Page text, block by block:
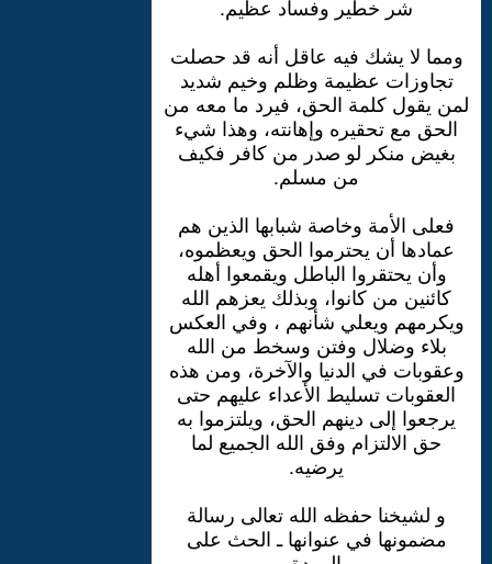
شر خطير وفساد عظيم.
ومما لا يشك فيه عاقل أنه قد حصلت
تجاوزات عظيمة وظلم وخيم شديد
لمن يقول كلمة الحق، فيرد ما معه من
الحق مع تحقيره وإهانته، وهذا شيء
بغيض منكر لو صدر من كافر فكيف
من مسلم.
فعلى الأمة وخاصة شبابها الذين هم
عمادها أن يحترموا الحق ويعظموه،
وأن يحتقروا الباطل ويقمعوا أهله
كائنين من كانوا، وبذلك يعزهم الله
ويكرمهم ويعلي شأنهم ، وفي العكس
بلاء وضلال وفتن وسخط من الله
وعقوبات في الدنيا والآخرة، ومن هذه
العقوبات تسليط الأعداء عليهم حتى
يرجعوا إلى دينهم الحق، ويلتزموا به
حق الالتزام وفق الله الجميع لما
يرضيه.
و لشيخنا حفظه الله تعالى رسالة
مضمونها في عنوانها ـ الحث على